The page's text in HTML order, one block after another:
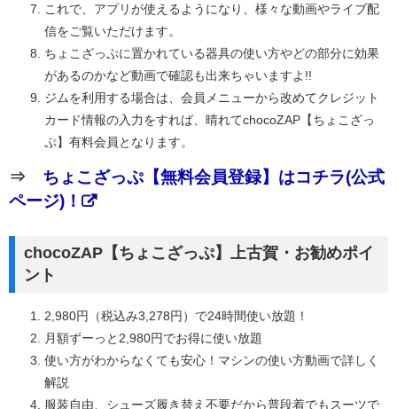
これで、アプリが使えるようになり、様々な動画やライブ配
信をご覧いただけます。
ちょこざっぷに置かれている器具の使い方やどの部分に効果
があるのかなど動画で確認も出来ちゃいますよ!!
ジムを利用する場合は、会員メニューから改めてクレジット
カード情報の入力をすれば、晴れてchocoZAP【ちょこざっ
ぷ】有料会員となります。
⇒ ちょこざっぷ【無料会員登録】はコチラ(公式
ページ)！
chocoZAP【ちょこざっぷ】上古賀・お勧めポイ
ント
2,980円（税込み3,278円）で24時間使い放題！
月額ずーっと2,980円でお得に使い放題
使い方がわからなくても安心！マシンの使い方動画で詳しく
解説
服装自由、シューズ履き替え不要だから普段着でもスーツで